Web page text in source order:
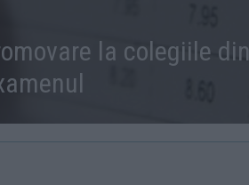
la colegiile din